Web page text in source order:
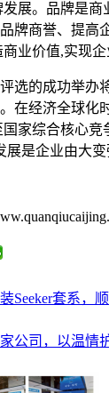
展。品牌是商
牌商誉、提高
业价值,实现企
选的成功举办
在经济全球化
家综合核心竞
是企业由大变
Seeker套系，
公司，以温情